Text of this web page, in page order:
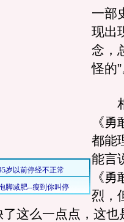
一部
现出
念，
怪的
相
《
都能
能言
《
烈，
了这么一点点，这